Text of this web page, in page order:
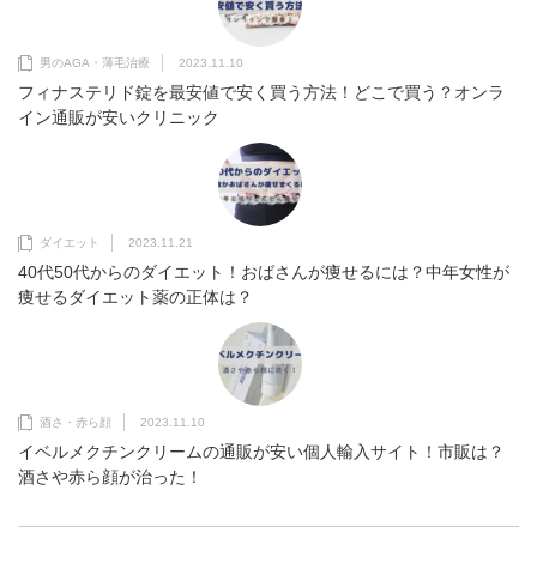
男のAGA・薄毛治療 2023.11.10
フィナステリド錠を最安値で安く買う方法！どこで買う？オンラ
イン通販が安いクリニック
ダイエット 2023.11.21
40代50代からのダイエット！おばさんが痩せるには？中年女性が
痩せるダイエット薬の正体は？
酒さ・赤ら顔 2023.11.10
イベルメクチンクリームの通販が安い個人輸入サイト！市販は？
酒さや赤ら顔が治った！